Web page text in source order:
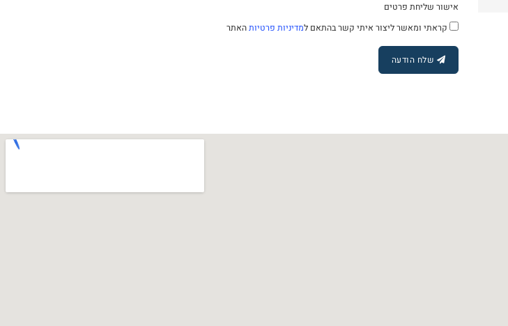
אישור שליחת פרטים
קראתי ומאשר ליצור איתי קשר בהתאם למדיניות פרטיותהאתר
שלח הודעה